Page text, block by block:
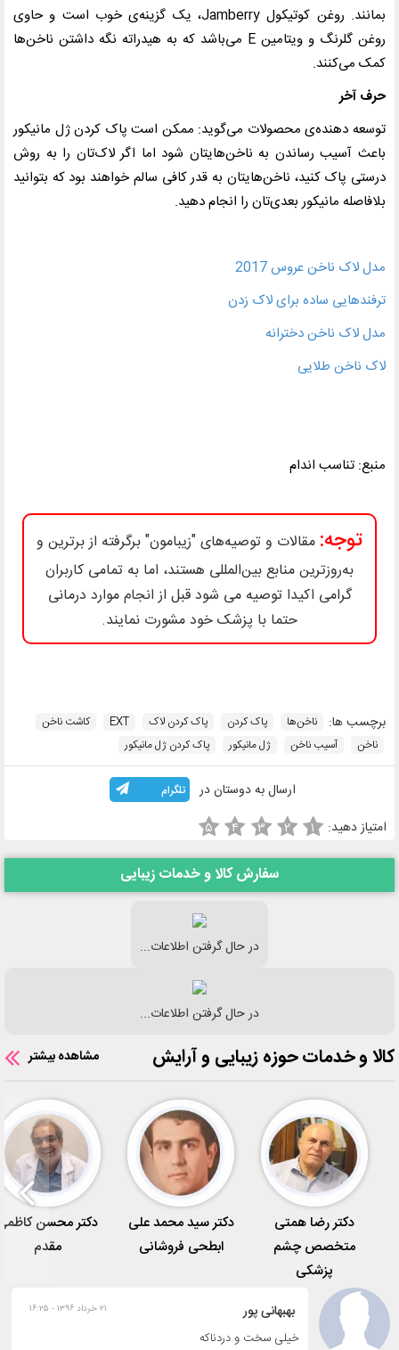
بمانند. روغن کوتیکول Jamberry، یک گزینه‌ی خوب است و حاوی
روغن گلرنگ و ویتامین E می‌باشد که به هیدراته نگه داشتن ناخن‌ها
کمک می‌کنند.
حرف آخر
توسعه دهنده‌ی محصولات می‌گوید: ممکن است پاک کردن ژل مانیکور
باعث آسیب رساندن به ناخن‌هایتان شود اما اگر لاک‌تان را به روش
درستی پاک کنید، ناخن‌هایتان به قدر کافی سالم خواهند بود که بتوانید
بلافاصله مانیکور بعدی‌تان را انجام دهید.
مدل لاک ناخن عروس 2017
ترفندهایی ساده برای لاک زدن
مدل لاک ناخن دخترانه
لاک ناخن طلایی
منبع: تناسب اندام
توجه: مقالات و توصیه‌های "زیبامون" برگرفته از برترین و
به‌روزترین منابع بین‌المللی هستند، اما به تمامی کاربران
گرامی اکیدا توصیه می شود قبل از انجام موارد درمانی
حتما با پزشک خود مشورت نمایند.
برچسب ها: ناخن‌ها پاک کردن پاک کردن لاک EXT
کاشت ناخن
ناخن
آسیب ناخن ژل مانیکور پاک کردن ژل مانیکور
ارسال به دوستان در تلگرام
امتیاز دهید: ۱ ۲ ۳ ۴ ۵
سفارش کالا و خدمات زیبایی
در حال گرفتن اطلاعات...
در حال گرفتن اطلاعات...
کالا و خدمات حوزه زیبایی و آرایش مشاهده بیشتر
دکتر رضا همتی
متخصص چشم
پزشکی
دکتر سید محمد علی
ابطحی فروشانی
دکتر محسن
مقدم
بهبهانی پور ۲۱ خرداد ۱۳۹۶ - ۱۶:۲۵
خیلی سخت و دردناکه